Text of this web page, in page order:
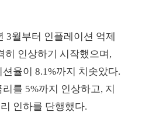
3월부터 인플레이션 억제
히 인상하기 시작했으며,
율이 8.1%까지 치솟았다.
를 5%까지 인상하고, 지
인하를 단행했다.